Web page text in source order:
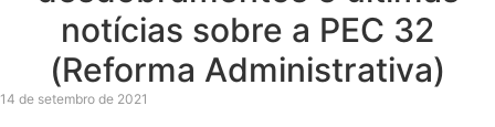
notícias sobre a PEC 32
(Reforma Administrativa)
14 de setembro de 2021